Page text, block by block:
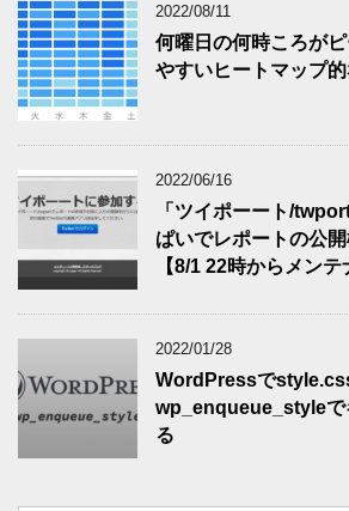
2022/08/11
何曜日の何時ころが
やすいヒートマップ
2022/06/16
「ツイポーート/
ぱいでレポートの公
【8/1 22時からメンテ
2022/01/28
WordPressで
wp_enqueue_styleで
る